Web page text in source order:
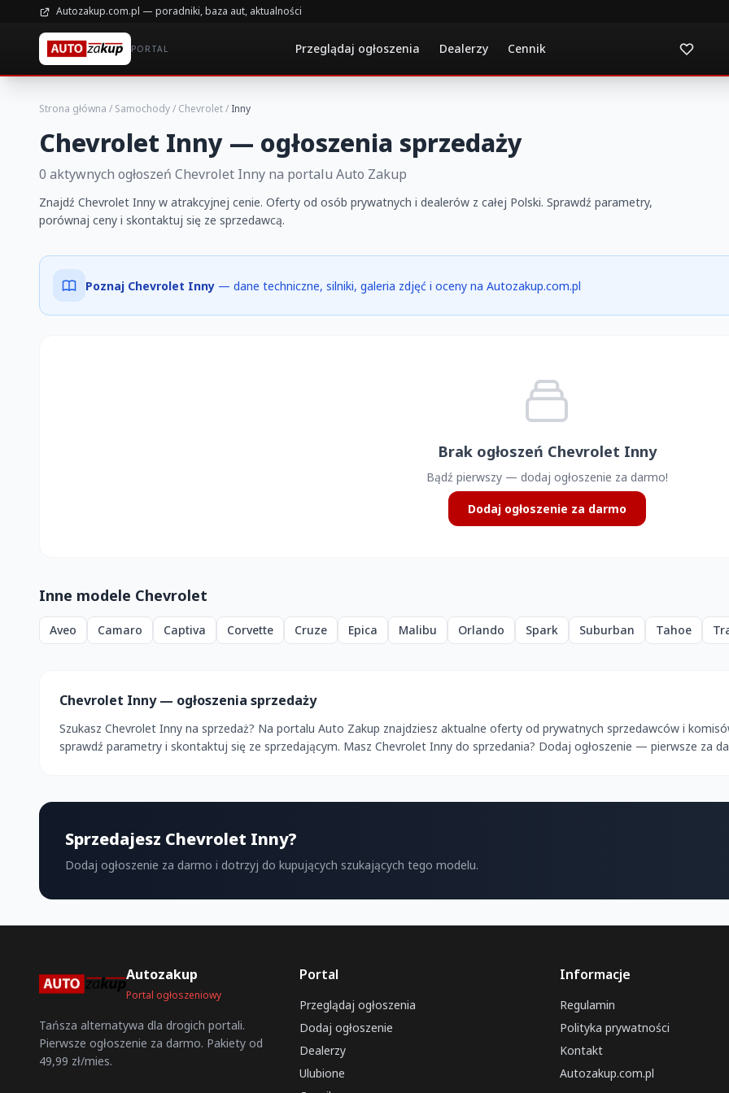
Autozakup.com.pl — poradniki, baza aut, aktualności
PORTAL Przeglądaj ogłoszenia Dealerzy Cennik
Strona główna / Samochody/ Chevrolet/ Inny
Chevrolet Inny — ogłoszenia sprzedaży
0 aktywnych ogłoszeń Chevrolet Inny na portalu Auto Zakup
Znajdź Chevrolet Inny w atrakcyjnej cenie. Oferty od osób prywatnych i dealerów z całej Polski. Sprawdź parametry,
porównaj ceny i skontaktuj się ze sprzedawcą.
Poznaj Chevrolet Inny — dane techniczne, silniki, galeria zdjęć i oceny na Autozakup.com.pl
Brak ogłoszeń Chevrolet Inny
Bądź pierwszy — dodaj ogłoszenie za darmo!
Dodaj ogłoszenie za darmo
Inne modele Chevrolet
Aveo Camaro Captiva Corvette Cruze Epica Malibu Orlando Spark Suburban Tahoe
Chevrolet Inny — ogłoszenia sprzedaży
Szukasz Chevrolet Inny na sprzedaż? Na portalu Auto Zakup znajdziesz aktualne oferty od prywatnych sprzedawców i
sprawdź parametry i skontaktuj się ze sprzedającym. Masz Chevrolet Inny do sprzedania? Dodaj ogłoszenie — pierwsze za
Sprzedajesz Chevrolet Inny?
Dodaj ogłoszenie za darmo i dotrzyj do kupujących szukających tego modelu.
Autozakup
Portal ogłoszeniowy
Tańsza alternatywa dla drogich portali.
Pierwsze ogłoszenie za darmo. Pakiety od
49,99 zł/mies.
Portal
Przeglądaj ogłoszenia
Dodaj ogłoszenie
Dealerzy
Ulubione
Informacje
Regulamin
Polityka prywatności
Kontakt
Autozakup.com.pl